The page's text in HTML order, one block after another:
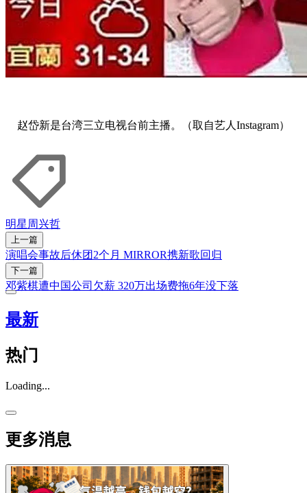
赵岱新是台湾三立电视台前主播。（取自艺人Instagram）
明星 周兴哲
上一篇
演唱会事故后休团2个月 MIRROR携新歌回归
下一篇
邓紫棋遭中国公司欠薪 320万出场费拖6年没下落
最新
热门
Loading...
更多消息